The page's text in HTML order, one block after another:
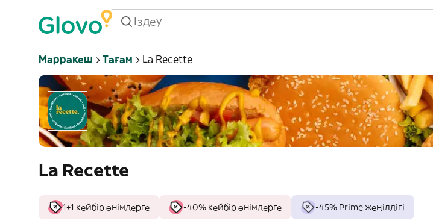
Марракеш Тағам La Recette
La Recette
1+1 кейбір өнімдерге -40% кейбір өнімдерге -45% Prime жеңілдігі